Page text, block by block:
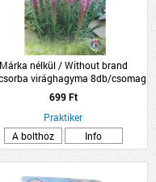
Márka nélkül / Without brand
virághagyma 8db/csomag
kék
699 Ft
Praktiker
A bolthoz
Info